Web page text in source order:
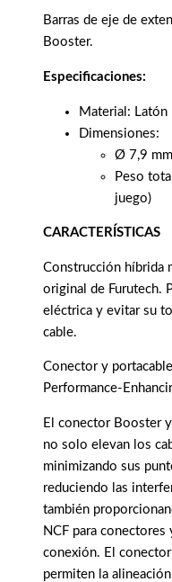
Barras de eje de
Booster.
Especificaciones:
Material: Latón
Dimensiones:
Ø 7,9
Peso
juego)
CARACTERÍSTICAS
Construcción híbrida
original de Furutech.
eléctrica y evitar su
cable.
Conector y
Performance-
El conector Booster
no solo elevan los
minimizando sus
reduciendo las
también
NCF para
conexión. El
permiten la